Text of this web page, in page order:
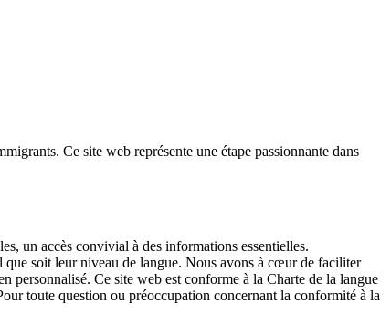
Ce site web représente une étape passionnante dans
un accès convivial à des informations essentielles.
que soit leur niveau de langue. Nous avons à cœur de faciliter
personnalisé. Ce site web est conforme à la Charte de la langue
toute question ou préoccupation concernant la conformité à la